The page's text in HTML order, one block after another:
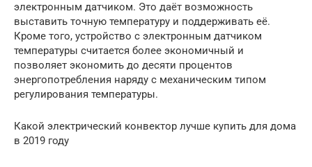
электронным датчиком. Это даёт возможность
выставить точную температуру и поддерживать её.
Кроме того, устройство с электронным датчиком
температуры считается более экономичный и
позволяет экономить до десяти процентов
энергопотребления наряду с механическим типом
регулирования температуры.
Какой электрический конвектор лучше купить для дома
в 2019 году